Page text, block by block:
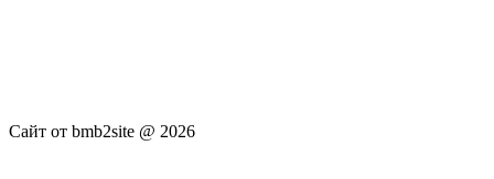
Сайт от bmb2site @ 2026